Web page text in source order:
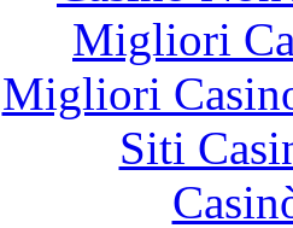
Migliori
Migliori
Siti